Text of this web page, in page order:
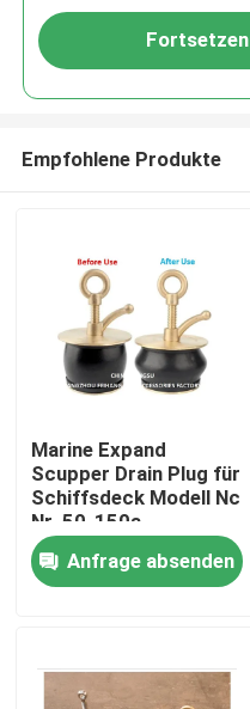
Startseite
Produkte
Fortsetzen
Empfohlene Produkte
Marine Expand
Scupper Drain Plug für
Schiffsdeck Modell Nc
Nr. 50-150a
Anfrage absenden